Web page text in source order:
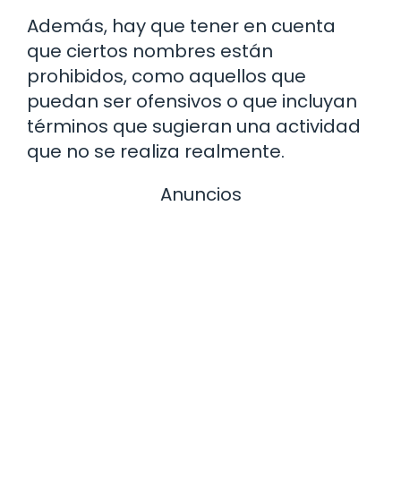
Además, hay que tener en cuenta
que ciertos nombres están
prohibidos, como aquellos que
puedan ser ofensivos o que incluyan
términos que sugieran una actividad
que no se realiza realmente.
Anuncios